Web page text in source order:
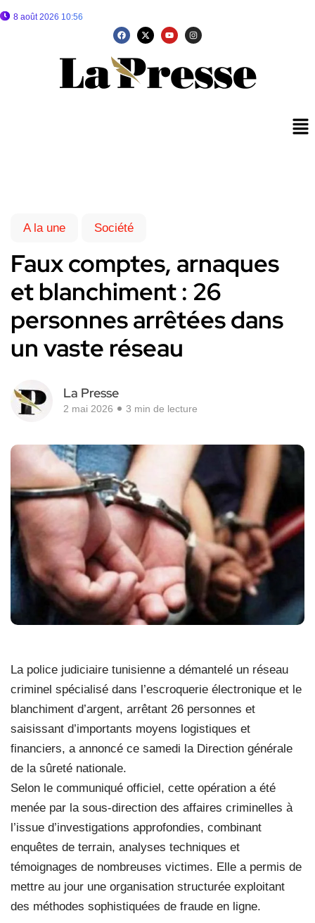
8 août 2026 10:56
A la une Société
Faux comptes, arnaques
et blanchiment : 26
personnes arrêtées dans
un vaste réseau
La Presse
2 mai 2026 3 min de lecture
La police judiciaire tunisienne a démantelé un réseau
criminel spécialisé dans l’escroquerie électronique et le
blanchiment d’argent, arrêtant 26 personnes et
saisissant d’importants moyens logistiques et
financiers, a annoncé ce samedi la Direction générale
de la sûreté nationale.
Selon le communiqué officiel, cette opération a été
menée par la sous-direction des affaires criminelles à
l’issue d’investigations approfondies, combinant
enquêtes de terrain, analyses techniques et
témoignages de nombreuses victimes. Elle a permis de
mettre au jour une organisation structurée exploitant
des méthodes sophistiquées de fraude en ligne.